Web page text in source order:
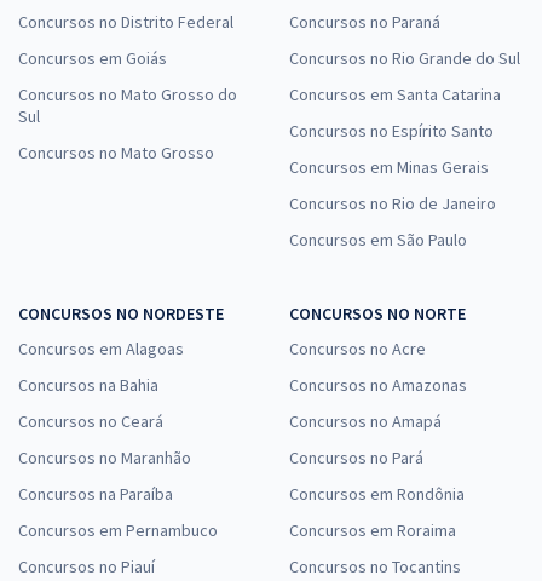
Concursos no Distrito Federal
Concursos em Goiás
Concursos no Mato Grosso do
Sul
Concursos no Mato Grosso
Concursos no Paraná
Concursos no Rio Grande do Sul
Concursos em Santa Catarina
Concursos no Espírito Santo
Concursos em Minas Gerais
Concursos no Rio de Janeiro
Concursos em São Paulo
CONCURSOS NO NORDESTE
Concursos em Alagoas
Concursos na Bahia
Concursos no Ceará
Concursos no Maranhão
Concursos na Paraíba
Concursos em Pernambuco
Concursos no Piauí
CONCURSOS NO NORTE
Concursos no Acre
Concursos no Amazonas
Concursos no Amapá
Concursos no Pará
Concursos em Rondônia
Concursos em Roraima
Concursos no Tocantins